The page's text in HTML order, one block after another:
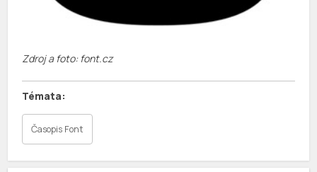
Zdroj a foto: font.cz
Časopis Font